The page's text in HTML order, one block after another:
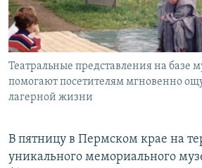
СОЦИАЛЬНЫЕ СЕТИ
Все сайты РСЕ/РС
Театральные представления на базе
помогают посетителям мгновенно
лагерной жизни
В пятницу в Пермском крае на
уникального мемориального